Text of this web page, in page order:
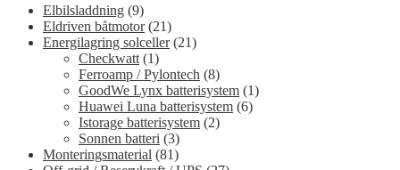
Elbilsladdning (9)
Eldriven båtmotor (21)
Energilagring solceller (21)
Checkwatt (1)
Ferroamp / Pylontech (8)
GoodWe Lynx batterisystem (1)
Huawei Luna batterisystem (6)
Istorage batterisystem (2)
Sonnen batteri (3)
Monteringsmaterial (81)